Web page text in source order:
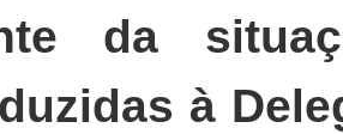
da
à